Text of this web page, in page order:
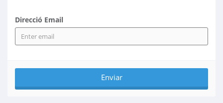
Direcció Email